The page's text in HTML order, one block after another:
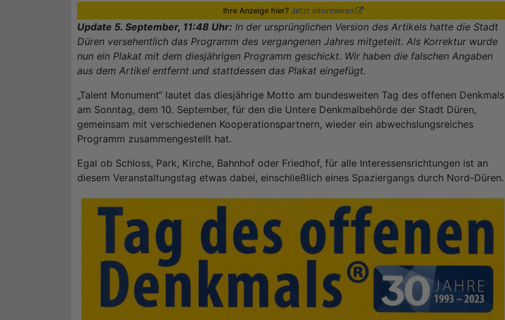
Ihre Anzeige hier? Jetzt informieren
Update 5. September, 11:48 Uhr: In der ursprünglichen Version des Artikels hatte die Stadt
Düren versehentlich das Programm des vergangenen Jahres mitgeteilt. Als Korrektur wurde
nun ein Plakat mit dem diesjährigen Programm geschickt. Wir haben die falschen Angaben
aus dem Artikel entfernt und stattdessen das Plakat eingefügt.
„Talent Monument“ lautet das diesjährige Motto am bundesweiten Tag des offenen Denkmals
am Sonntag, dem 10. September, für den die Untere Denkmalbehörde der Stadt Düren,
gemeinsam mit verschiedenen Kooperationspartnern, wieder ein abwechslungsreiches
Programm zusammengestellt hat.
Egal ob Schloss, Park, Kirche, Bahnhof oder Friedhof, für alle Interessensrichtungen ist an
diesem Veranstaltungstag etwas dabei, einschließlich eines Spaziergangs durch Nord-Düren.